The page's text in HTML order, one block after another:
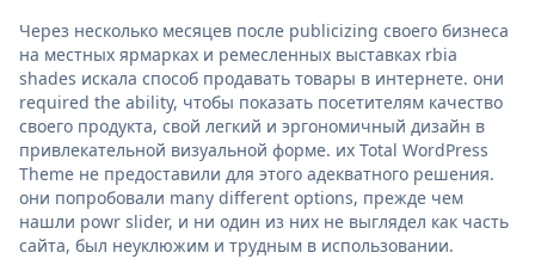
Через несколько месяцев после publicizing своего бизнеса
на местных ярмарках и ремесленных выставках rbia
shades искала способ продавать товары в интернете. они
required the ability, чтобы показать посетителям качество
своего продукта, свой легкий и эргономичный дизайн в
привлекательной визуальной форме. их Total WordPress
Theme не предоставили для этого адекватного решения.
они попробовали many different options, прежде чем
нашли powr slider, и ни один из них не выглядел как часть
сайта, был неуклюжим и трудным в использовании.